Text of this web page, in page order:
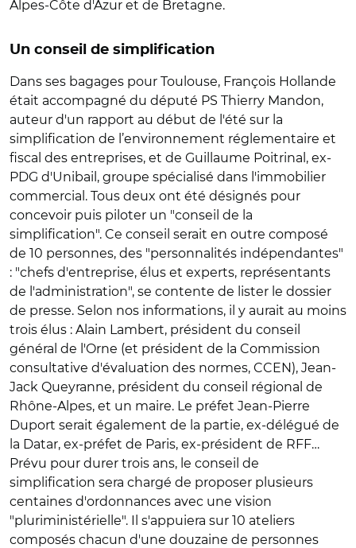
Alpes-Côte d'Azur et de Bretagne.
Un conseil de simplification
Dans ses bagages pour Toulouse, François Hollande
était accompagné du député PS Thierry Mandon,
auteur d'un rapport au début de l'été sur la
simplification de l’environnement réglementaire et
fiscal des entreprises, et de Guillaume Poitrinal, ex-
PDG d'Unibail, groupe spécialisé dans l'immobilier
commercial. Tous deux ont été désignés pour
concevoir puis piloter un "conseil de la
simplification". Ce conseil serait en outre composé
de 10 personnes, des "personnalités indépendantes"
: "chefs d'entreprise, élus et experts, représentants
de l'administration", se contente de lister le dossier
de presse. Selon nos informations, il y aurait au moins
trois élus : Alain Lambert, président du conseil
général de l'Orne (et président de la Commission
consultative d'évaluation des normes, CCEN), Jean-
Jack Queyranne, président du conseil régional de
Rhône-Alpes, et un maire. Le préfet Jean-Pierre
Duport serait également de la partie, ex-délégué de
la Datar, ex-préfet de Paris, ex-président de RFF…
Prévu pour durer trois ans, le conseil de
simplification sera chargé de proposer plusieurs
centaines d'ordonnances avec une vision
"pluriministérielle". Il s'appuiera sur 10 ateliers
composés chacun d'une douzaine de personnes